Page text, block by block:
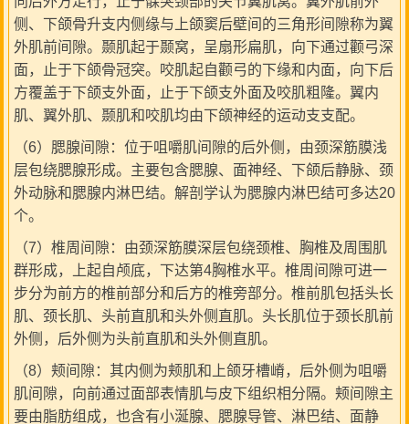
侧、下颌骨升支内侧缘与上颌窦后壁间的三角形间隙称为翼
外肌前间隙。颞肌起于颞窝，呈扇形扁肌，向下通过颧弓深
面，止于下颌骨冠突。咬肌起自颧弓的下缘和内面，向下后
方覆盖于下颌支外面，止于下颌支外面及咬肌粗隆。翼内
肌、翼外肌、颞肌和咬肌均由下颌神经的运动支支配。
（6）腮腺间隙：位于咀嚼肌间隙的后外侧，由颈深筋膜浅
层包绕腮腺形成。主要包含腮腺、面神经、下颌后静脉、颈
外动脉和腮腺内淋巴结。解剖学认为腮腺内淋巴结可多达20
个。
（7）椎周间隙：由颈深筋膜深层包绕颈椎、胸椎及周围肌
群形成，上起自颅底，下达第4胸椎水平。椎周间隙可进一
步分为前方的椎前部分和后方的椎旁部分。椎前肌包括头长
肌、颈长肌、头前直肌和头外侧直肌。头长肌位于颈长肌前
外侧，后外侧为头前直肌和头外侧直肌。
（8）颊间隙：其内侧为颊肌和上颌牙槽嵴，后外侧为咀嚼
肌间隙，向前通过面部表情肌与皮下组织相分隔。颊间隙主
要由脂肪组成，也含有小涎腺、腮腺导管、淋巴结、面静